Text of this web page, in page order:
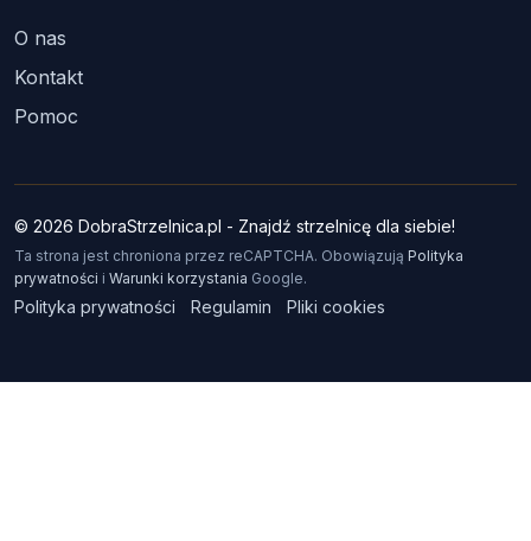
O nas
Kontakt
Pomoc
© 2026 DobraStrzelnica.pl - Znajdź strzelnicę dla siebie!
Ta strona jest chroniona przez reCAPTCHA. Obowiązują Polityka
prywatności i Warunki korzystania Google.
Polityka prywatności Regulamin Pliki cookies